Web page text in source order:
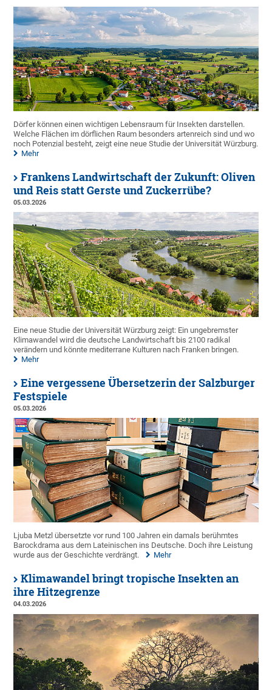
Dörfer können einen wichtigen Lebensraum für Insekten darstellen.
Welche Flächen im dörflichen Raum besonders artenreich sind und wo
noch Potenzial besteht, zeigt eine neue Studie der Universität Würzburg.
Mehr
Frankens Landwirtschaft der Zukunft: Oliven
und Reis statt Gerste und Zuckerrübe?
05.03.2026
Eine neue Studie der Universität Würzburg zeigt: Ein ungebremster
Klimawandel wird die deutsche Landwirtschaft bis 2100 radikal
verändern und könnte mediterrane Kulturen nach Franken bringen.
Mehr
Eine vergessene Übersetzerin der Salzburger
Festspiele
05.03.2026
Ljuba Metzl übersetzte vor rund 100 Jahren ein damals berühmtes
Barockdrama aus dem Lateinischen ins Deutsche. Doch ihre Leistung
wurde aus der Geschichte verdrängt.
Mehr
Klimawandel bringt tropische Insekten an
ihre Hitzegrenze
04.03.2026